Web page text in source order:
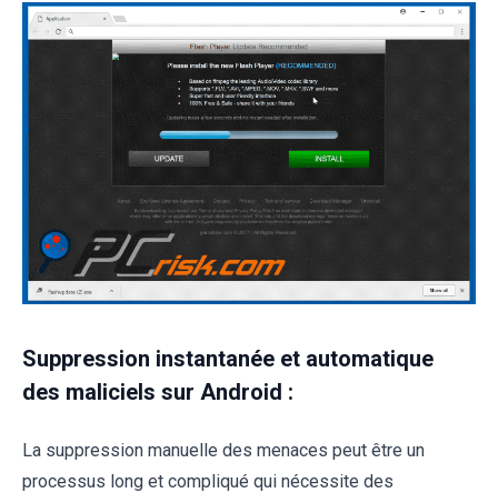
Suppression instantanée et automatique
des maliciels sur Android :
La suppression manuelle des menaces peut être un
processus long et compliqué qui nécessite des